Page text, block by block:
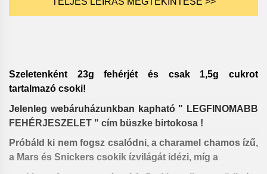
Szeletenként 23g fehérjét és csak 1,5g cukrot
tartalmazó csoki!
Jelenleg webáruházunkban kapható " LEGFINOMABB
FEHÉRJESZELET " cím büszke birtokosa !
Próbáld ki nem fogsz csalódni, a charamel chamos ízű,
a Mars és Snickers csokik ízvilágát idézi, míg a